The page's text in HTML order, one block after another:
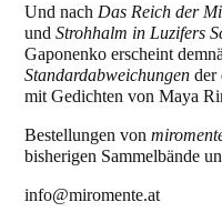
Und nach Das Reich der
undStrohhalm in Luzifers
Gaponenko erscheint
Standardabweichungen der
mit Gedichten von Maya
Bestellungen von
bisherigen Sammelbände
info@miromente.at